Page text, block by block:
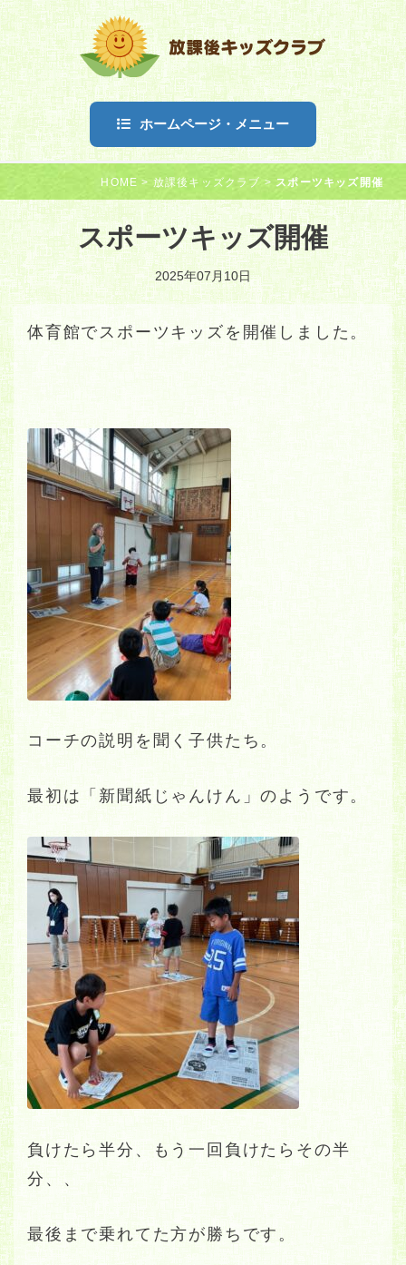
ホームページ・メニュー
HOME > 放課後キッズクラブ >スポーツキッズ開催
スポーツキッズ開催
2025年07月10日
体育館でスポーツキッズを開催しました。
コーチの説明を聞く子供たち。
最初は「新聞紙じゃんけん」のようです。
負けたら半分、もう一回負けたらその半
分、、
最後まで乗れてた方が勝ちです。